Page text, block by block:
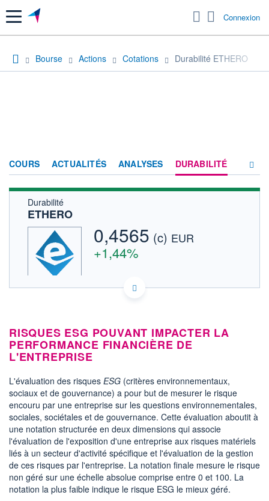
Menu Connexion
Bourse Actions Cotations Durabilité ETHERO
COURS ACTUALITÉS ANALYSES DURABILITÉ
FORUM
ACTIONNAIRES
Durabilité
ETHERO
0,4565 (c) EUR
+1,44%
Cotation sur les autres places
0,44
0,46
SECTEUR
Internet
OUVERTURE
0,4585
CLÔTURE VEILLE
0,4500
RISQUES ESG POUVANT IMPACTER LA
PERFORMANCE FINANCIÈRE DE
L'ENTREPRISE
L'évaluation des risques ESG (critères environnementaux,
sociaux et de gouvernance) a pour but de mesurer le risque
encouru par une entreprise sur les questions environnementales,
sociales, sociétales et de gouvernance. Cette évaluation aboutit à
une notation structurée en deux dimensions qui associe
l'évaluation de l'exposition d'une entreprise aux risques matériels
liés à un secteur d'activité spécifique et l'évaluation de la gestion
de ces risques par l'entreprise. La notation finale mesure le risque
non géré sur une échelle absolue comprise entre 0 et 100. La
notation la plus faible indique le risque ESG le mieux géré.